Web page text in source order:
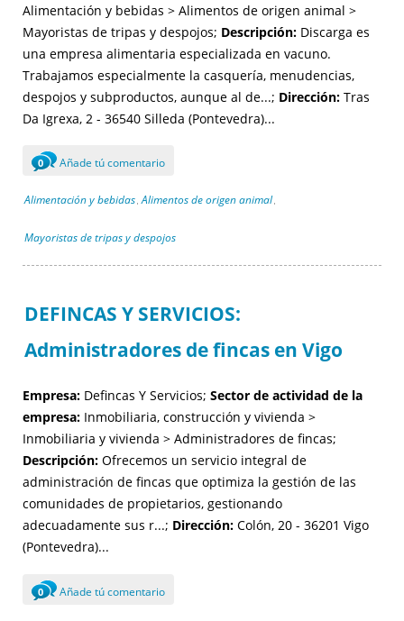
Alimentación y bebidas > Alimentos de origen animal >
Mayoristas de tripas y despojos; Descripción: Discarga es
una empresa alimentaria especializada en vacuno.
Trabajamos especialmente la casquería, menudencias,
despojos y subproductos, aunque al de...; Dirección: Tras
Da Igrexa, 2 - 36540 Silleda (Pontevedra)...
0 Añade tú comentario
Alimentación y bebidas , Alimentos de origen animal ,
Mayoristas de tripas y despojos
DEFINCAS Y SERVICIOS:
Administradores de fincas en Vigo
Empresa: Defincas Y Servicios; Sector de actividad de la
empresa: Inmobiliaria, construcción y vivienda >
Inmobiliaria y vivienda > Administradores de fincas;
Descripción: Ofrecemos un servicio integral de
administración de fincas que optimiza la gestión de las
comunidades de propietarios, gestionando
adecuadamente sus r...; Dirección: Colón, 20 - 36201 Vigo
(Pontevedra)...
0 Añade tú comentario